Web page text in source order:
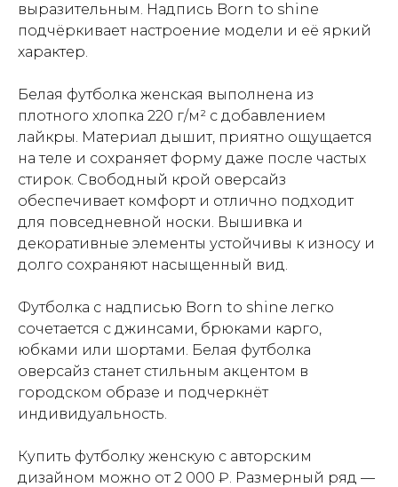
выразительным. Надпись Born to shine
подчёркивает настроение модели и её яркий
характер.
Белая футболка женская выполнена из
плотного хлопка 220 г/м² с добавлением
лайкры. Материал дышит, приятно ощущается
на теле и сохраняет форму даже после частых
стирок. Свободный крой оверсайз
обеспечивает комфорт и отлично подходит
для повседневной носки. Вышивка и
декоративные элементы устойчивы к износу и
долго сохраняют насыщенный вид.
Футболка с надписью Born to shine легко
сочетается с джинсами, брюками карго,
юбками или шортами. Белая футболка
оверсайз станет стильным акцентом в
городском образе и подчеркнёт
индивидуальность.
Купить футболку женскую с авторским
дизайном можно от 2 000 ₽. Размерный ряд —